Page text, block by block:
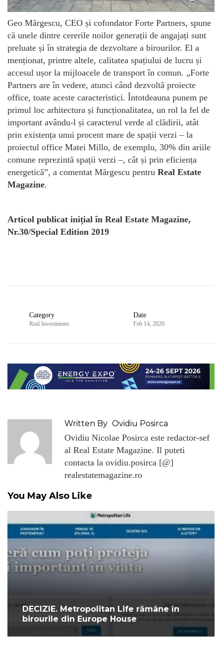
Geo Mărgescu, CEO și cofondator Forte Partners, spune
că unele dintre cererile noilor generații de angajați sunt
preluate și în strategia de dezvoltare a birourilor. El a
menționat, printre altele, calitatea spațiului de lucru și
accesul ușor la mijloacele de transport în comun. „Forte
Partners are în vedere, atunci când dezvoltă proiecte
office, toate aceste caracteristici. Întotdeauna punem pe
primul loc arhitectura și funcționalitatea, un rol la fel de
important avându-l și caracterul verde al clădirii, atât
prin existența unui procent mare de spații verzi – la
proiectul office Matei Millo, de exemplu, 30% din ariile
comune reprezintă spații verzi –, cât și prin eficiența
energetică”, a comentat Mărgescu pentru Real Estate
Magazine.
Articol publicat inițial în Real Estate Magazine,
Nr.30/Special Edition 2019
Category
Real Investments
Date
Feb 14, 2020
Written By Ovidiu Posirca
Ovidiu Nicolae Posirca este redactor-sef
al Real Estate Magazine. Il puteti
contacta la ovidiu.posirca [@]
realestatemagazine.ro
You May Also Like
DECIZIE. Metropolitan Life rămâne în
birourile din Europe House